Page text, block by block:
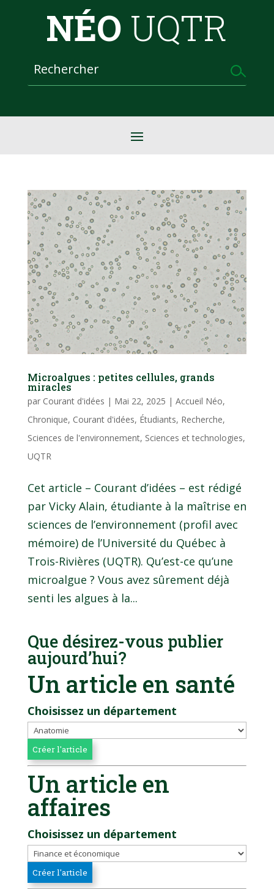
NÉO UQTR
Microalgues : petites cellules, grands
miracles
par Courant d'idées | Mai 22, 2025 | Accueil Néo,
Chronique, Courant d'idées, Étudiants, Recherche,
Sciences de l'environnement, Sciences et technologies,
UQTR
Cet article – Courant d’idées – est rédigé
par Vicky Alain, étudiante à la maîtrise en
sciences de l’environnement (profil avec
mémoire) de l’Université du Québec à
Trois-Rivières (UQTR). Qu’est-ce qu’une
microalgue ? Vous avez sûrement déjà
senti les algues à la...
Que désirez-vous publier
aujourd’hui?
Un article en santé
Choisissez un département
Un article en
affaires
Choisissez un département